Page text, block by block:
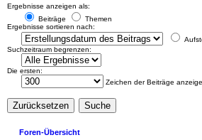
Ergebnisse anzeigen als:
Beiträge
Themen
Ergebnisse sortieren nach:
Suchzeitraum begrenzen:
Die ersten:
Zeichen der Beiträge
Foren-Übersicht